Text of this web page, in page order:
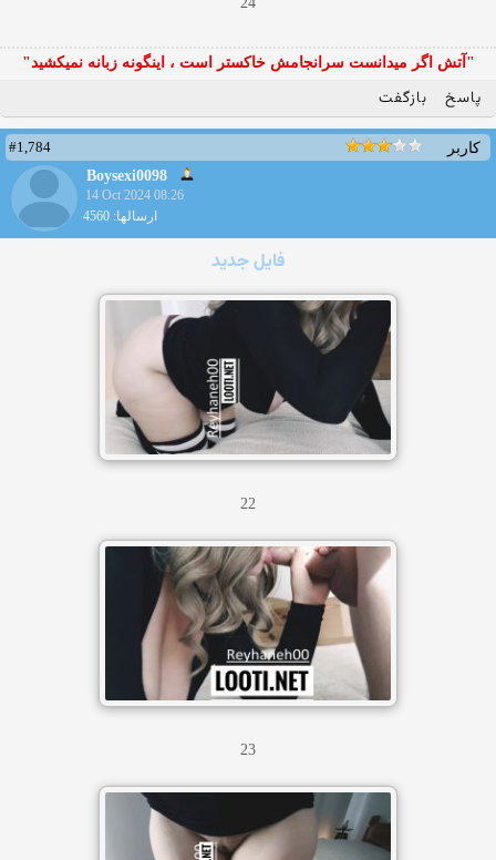
"آتش اگر ميدانست سرانجامش خاكستر است ، اينگونه زبانه نميكشيد"
پاسخ بازگفت
کاربر
#1,784
Boysexi0098
14 Oct 2024 08:26
ارسالها: 4560
فایل جدید
22
23